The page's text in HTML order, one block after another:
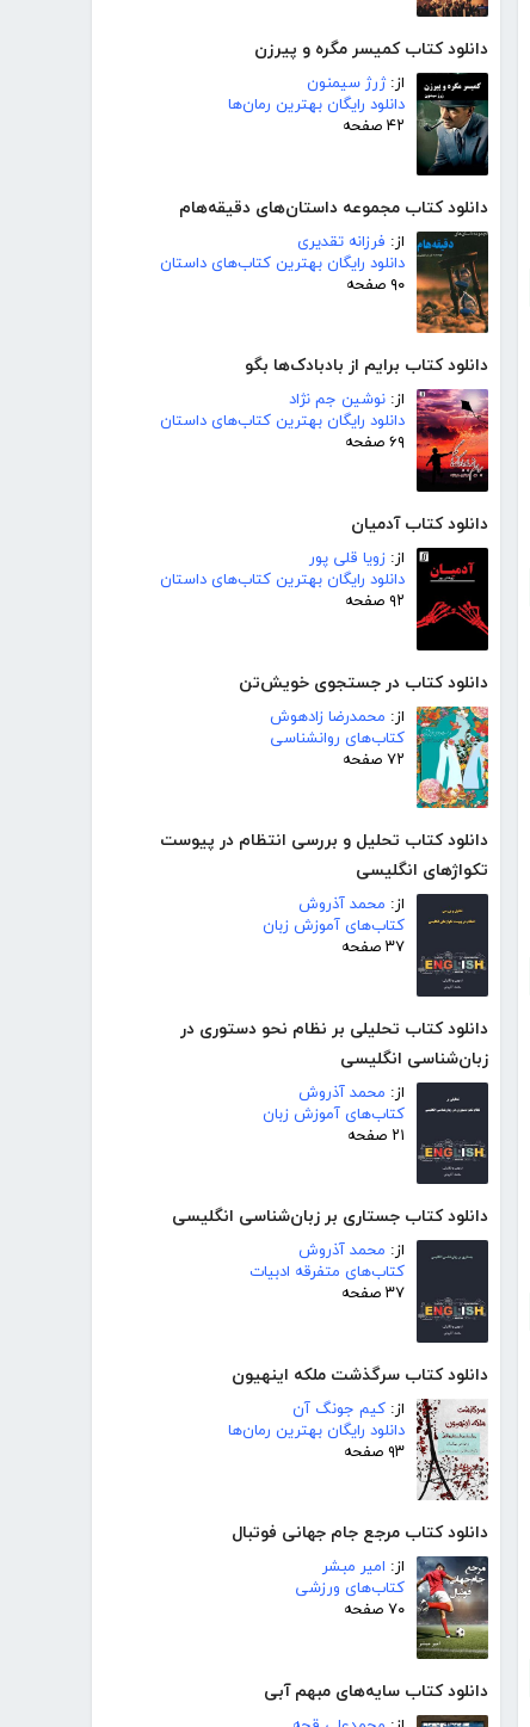
دانلود کتاب کمیسر مگره و پیرزن
از:ژرژ سیمنون
دانلود رایگان بهترین رمان‌ها
۴۲ صفحه
دانلود کتاب مجموعه داستان‌های دقیقه‌هام
از: فرزانه تقدیری
دانلود رایگان بهترین کتاب‌های داستان
۹۰ صفحه
دانلود کتاب برایم از بادبادک‌ها بگو
از: نوشین جم نژاد
دانلود رایگان بهترین کتاب‌های داستان
۶۹ صفحه
دانلود کتاب آدمیان
از: زویا قلی پور
دانلود رایگان بهترین کتاب‌های داستان
۹۲ صفحه
دانلود کتاب در جستجوی خویش‌تن
از: محمدرضا زادهوش
کتاب‌های روانشناسی
۷۲ صفحه
دانلود کتاب تحلیل و بررسی انتظام در پیوست
تکواژهای انگلیسی
از: محمد آذروش
کتاب‌های آموزش زبان
۳۷ صفحه
دانلود کتاب تحلیلی بر نظام نحو دستوری در
زبان‌شناسی انگلیسی
از: محمد آذروش
کتاب‌های آموزش زبان
۲۱ صفحه
دانلود کتاب جستاری بر زبان‌شناسی انگلیسی
از: محمد آذروش
کتاب‌های متفرقه ادبیات
۳۷ صفحه
دانلود کتاب سرگذشت ملکه اینهیون
از: کیم جونگ آن
دانلود رایگان بهترین رمان‌ها
۹۳ صفحه
دانلود کتاب مرجع جام جهانی فوتبال
از: امیر مبشر
کتاب‌های ورزشی
۷۰ صفحه
دانلود کتاب سایه‌های مبهم آبی